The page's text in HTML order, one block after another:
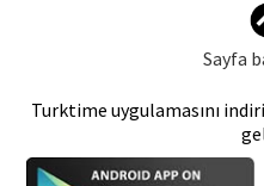
Sayfa
Turktime uygulamasını